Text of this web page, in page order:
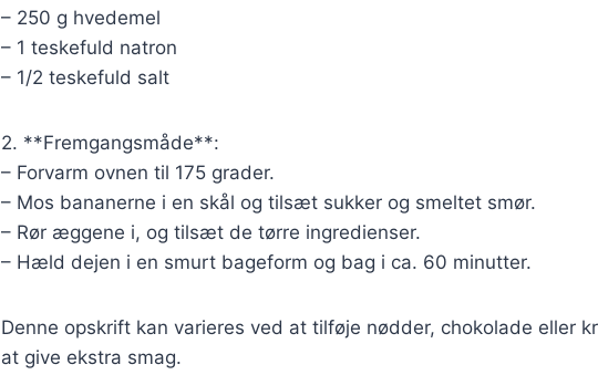
– 250 g hvedemel
– 1 teskefuld natron
– 1/2 teskefuld salt
2. **Fremgangsmåde**:
– Forvarm ovnen til 175 grader.
– Mos bananerne i en skål og tilsæt sukker og smeltet smør.
– Rør æggene i, og tilsæt de tørre ingredienser.
– Hæld dejen i en smurt bageform og bag i ca. 60 minutter.
Denne opskrift kan varieres ved at tilføje nødder, chokolade eller
at give ekstra smag.